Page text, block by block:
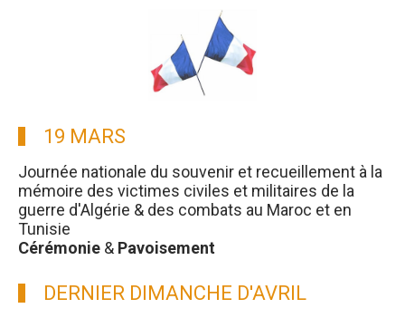
19 MARS
Journée nationale du souvenir et recueillement à la
mémoire des victimes civiles et militaires de la
guerre d'Algérie & des combats au Maroc et en
Tunisie
Cérémonie & Pavoisement
DERNIER DIMANCHE D'AVRIL